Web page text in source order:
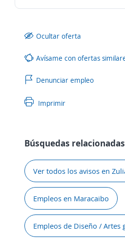
Ocultar oferta
Avísame con ofertas
Denunciar empleo
Imprimir
Búsquedas relacionadas
Ver todos los avisos en
Empleos en Maracaibo
Empleos de Diseño / Artes